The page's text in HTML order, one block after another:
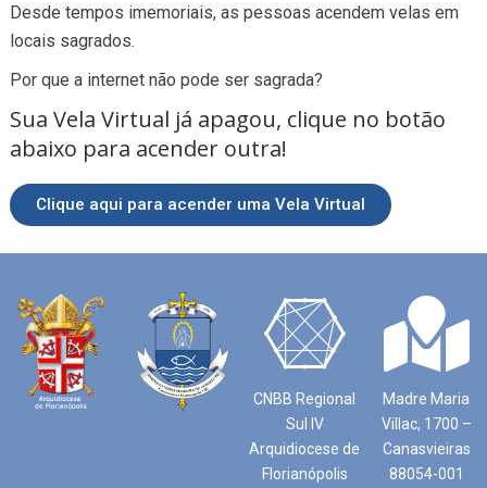
Desde tempos imemoriais, as pessoas acendem velas em
locais sagrados.
Por que a internet não pode ser sagrada?
Sua Vela Virtual já apagou, clique no botão
abaixo para acender outra!
Clique aqui para acender uma Vela Virtual
CNBB Regional
Sul IV
Arquidiocese de
Florianópolis
Madre Maria
Villac, 1700 –
Canasvieiras
88054-001